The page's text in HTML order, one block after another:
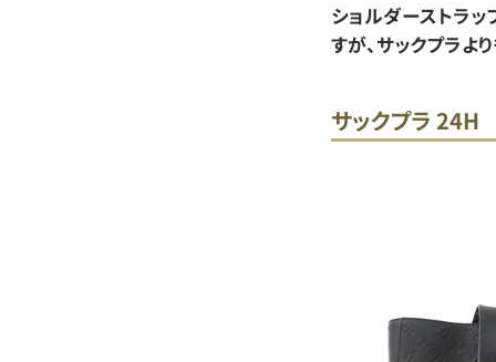
ショルダーストラ
すが、サックプラよ
サックプラ 24H